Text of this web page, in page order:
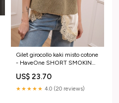
Gilet girocollo kaki misto cotone
- HaveOne SHORT SMOKING
US$ 23.70
★★★★★ 4.0 (20 reviews)